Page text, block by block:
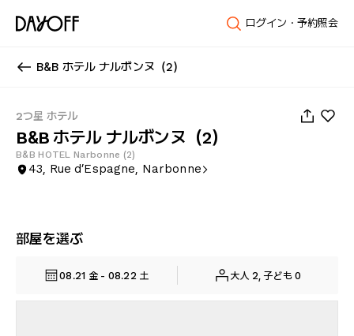
ログイン・予約照会
B&B ホテル ナルボンヌ（2）
2つ星 ホテル
B&B ホテル ナルボンヌ（2）
B&B HOTEL Narbonne (2)
43, Rue d’Espagne, Narbonne
部屋を選ぶ
08.21 金 - 08.22 土 大人 2, 子ども 0